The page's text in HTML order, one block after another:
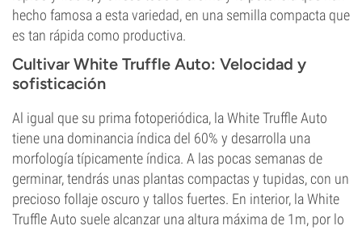
hecho famosa a esta variedad, en una semilla compacta que
es tan rápida como productiva.
Cultivar White Truffle Auto: Velocidad y
sofisticación
Al igual que su prima fotoperiódica, la White Truffle Auto
tiene una dominancia índica del 60% y desarrolla una
morfología típicamente índica. A las pocas semanas de
germinar, tendrás unas plantas compactas y tupidas, con un
precioso follaje oscuro y tallos fuertes. En interior, la White
Truffle Auto suele alcanzar una altura máxima de 1m, por lo